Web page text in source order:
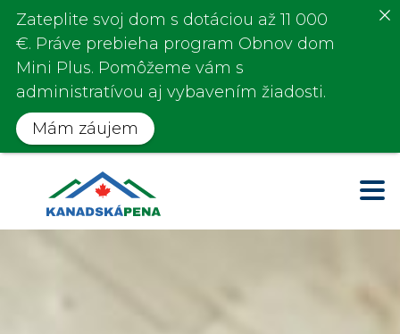
Zateplite svoj dom s dotáciou až 11 000
€. Práve prebieha program Obnov dom
Mini Plus. Pomôžeme vám s
administratívou aj vybavením žiadosti.
Mám záujem